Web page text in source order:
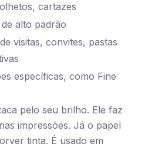
cartazes
de alto padrão
visitas, convites, pastas
específicas, como Fine
pelo seu brilho. Ele faz
impressões. Já o papel
tinta. É usado em